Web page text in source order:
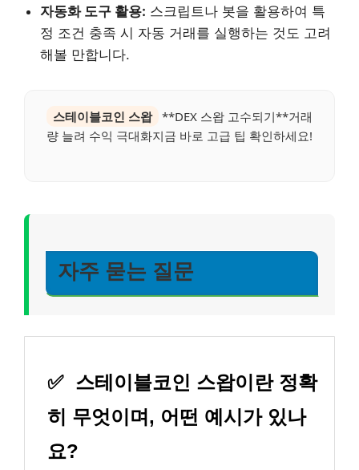
자동화 도구 활용: 스크립트나 봇을 활용하여 특
정 조건 충족 시 자동 거래를 실행하는 것도 고려
해볼 만합니다.
스테이블코인 스왑 **DEX 스왑 고수되기**거래
량 늘려 수익 극대화지금 바로 고급 팁 확인하세요!
자주 묻는 질문
✅ 스테이블코인 스왑이란 정확
히 무엇이며, 어떤 예시가 있나
요?